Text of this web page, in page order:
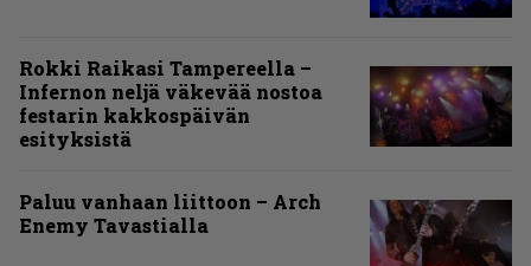
Rokki Raikasi Tampereella –
Infernon neljä väkevää nostoa
festarin kakkospäivän
esityksistä
Paluu vanhaan liittoon – Arch
Enemy Tavastialla